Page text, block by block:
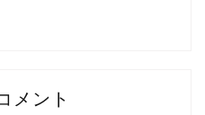
メント